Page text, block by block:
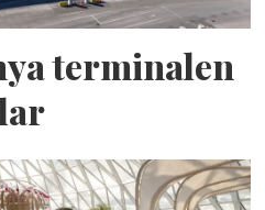
terminalen